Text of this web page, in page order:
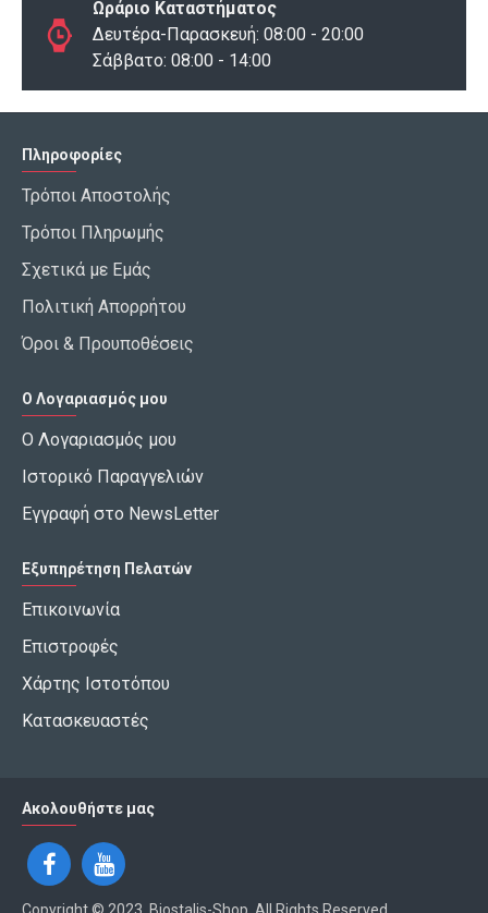
Ωράριο Καταστήματος
Δευτέρα-Παρασκευή: 08:00 - 20:00
Σάββατο: 08:00 - 14:00
Πληροφορίες
Τρόποι Αποστολής
Τρόποι Πληρωμής
Σχετικά με Εμάς
Πολιτική Απορρήτου
Όροι & Προυποθέσεις
Ο Λογαριασμός μου
Ο Λογαριασμός μου
Ιστορικό Παραγγελιών
Εγγραφή στο NewsLetter
Εξυπηρέτηση Πελατών
Επικοινωνία
Επιστροφές
Χάρτης Ιστοτόπου
Κατασκευαστές
Ακολουθήστε μας